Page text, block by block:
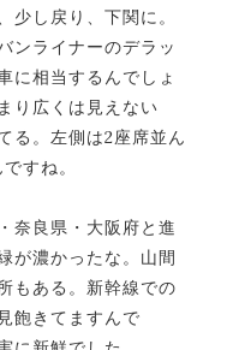
少し戻り、下関に。
ンライナーのデラッ
に相当するんでしょ
り広くは見えない
る。左側は2座席並ん
すね。
奈良県・大阪府と進
が濃かったな。山間
もある。新幹線での
飽きてますんで